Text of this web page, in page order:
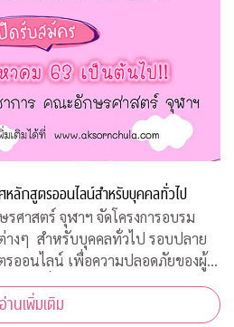
หลักสูตรออนไลน์สำหรับบุคคลทั่วไป
ศาสตร์ จุฬาฯ จัดโครงการอบรม
างๆ สำหรับบุคคลทั่วไป รอบปลาย
ออนไลน์ เพื่อความปลอดภัยของผู้
ทุกคนเนื่องจากสถานการณ์โควิด-19
องเรียนรูป
อ่านเพิ่มเติม